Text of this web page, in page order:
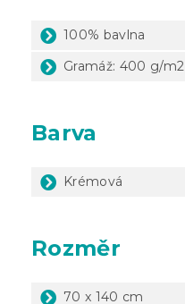
100% bavlna
Gramáž: 400 g/m2
Barva
Krémová
Rozměr
70 x 140 cm